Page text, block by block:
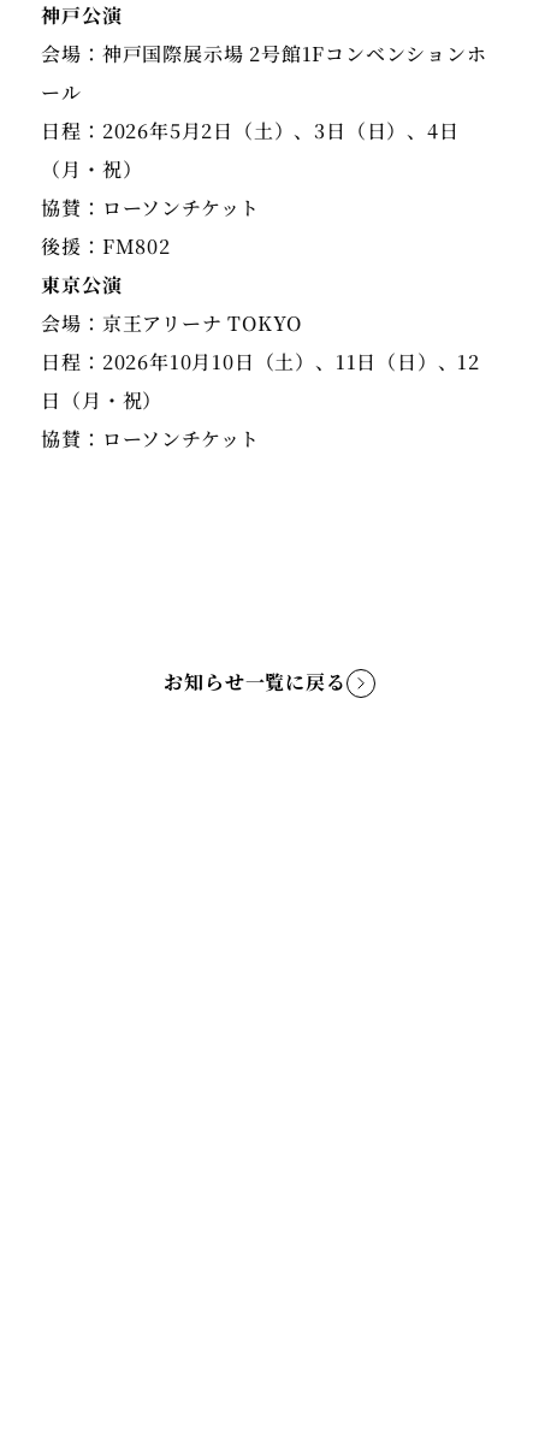
神戸公演
会場：神戸国際展示場 2号館1Fコンベンションホ
ール
日程：2026年5月2日（土）、3日（日）、4日
（月・祝）
協賛：ローソンチケット
後援：FM802
東京公演
会場：京王アリーナ TOKYO
日程：2026年10月10日（土）、11日（日）、12
日（月・祝）
協賛：ローソンチケット
お知らせ一覧に戻る